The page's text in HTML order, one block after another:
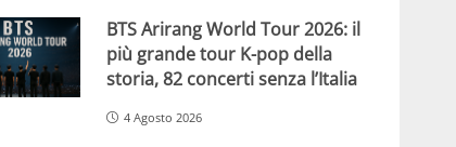
BTS Arirang World Tour 2026: il
più grande tour K-pop della
storia, 82 concerti senza l’Italia
4 Agosto 2026